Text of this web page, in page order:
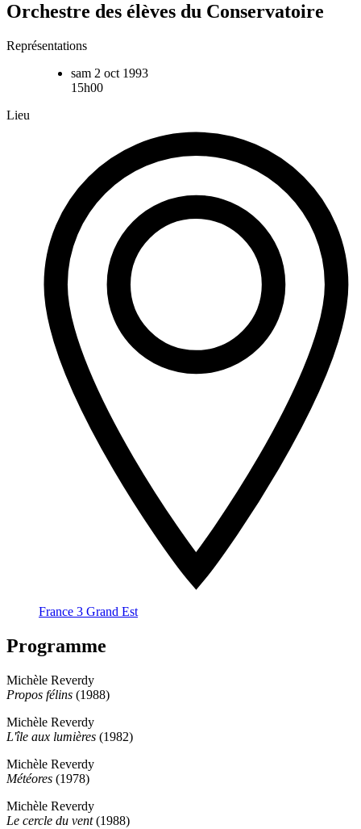
Orchestre des élèves du Conservatoire
Représentations
sam 2 oct 1993
15h00
Lieu
France 3 Grand Est
Programme
Michèle Reverdy
Propos félins (1988)
Michèle Reverdy
L'île aux lumières (1982)
Michèle Reverdy
Météores (1978)
Michèle Reverdy
Le cercle du vent(1988)